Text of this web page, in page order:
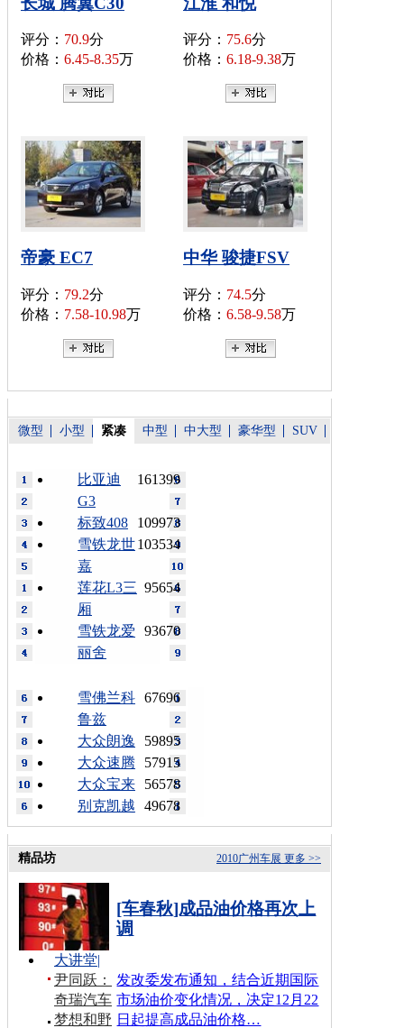
评分： 70.9分
价格： 6.45-8.35万
评分： 75.6分
价格： 6.18-9.38万
帝豪 EC7
评分： 79.2分
价格： 7.58-10.98万
中华 骏捷FSV
评分： 74.5分
价格： 6.58-9.58万
微型 小型 紧凑 中型 中大型 豪华型 SUV
161399
比亚迪
G3
109973
标致408
103534
雪铁龙世
嘉
95654
莲花L3三
厢
93670
雪铁龙爱
丽舍
67696
雪佛兰科
鲁兹
59895
大众朗逸
57915
大众速腾
56578
大众宝来
49678
别克凯越
更多 >>
2010广州车展
精品坊
[车春秋]成品油价格再次上
调
发改委发布通知，结合近期国际
市场油价变化情况，决定12月22
日起提高成品油价格…
大讲堂|
尹同跃：
奇瑞汽车
梦想和野